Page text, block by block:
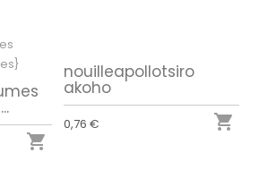

nouilleapollotsiro
akoho
0,76 € 